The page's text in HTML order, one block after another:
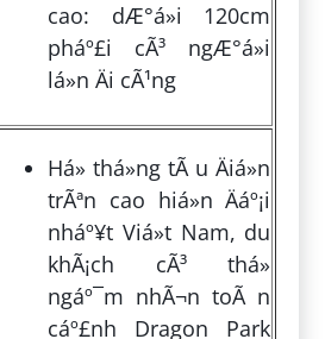
cao: dÆ°á»i 120cm
pháº£i cÃ³ ngÆ°á»i
lá»n Äi cÃ¹ng
Há» thá»ng tÃ u Äiá»n
trÃªn cao hiá»n Äáº¡i
nháº¥t Viá»t Nam, du
khÃ¡ch cÃ³ thá»
ngáº¯m nhÃ¬n toÃ n
cáº£nh Dragon Park